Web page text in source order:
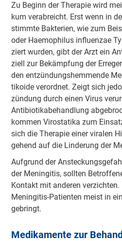
Zu Be­ginn der The­ra­pie wird
kum ver­ab­reicht. Erst wenn in
stimm­te Bak­te­ri­en, wie zum
oder Hae­mo­phi­lus in­flu­en­zae
ziert wur­den, gibt der Arzt ein
zi­ell zur Be­kämp­fung der
den ent­zün­dungs­hem­men­de
ti­ko­ide ver­ord­net. Zeigt sich
zün­dung durch ei­nen Vi­rus
An­ti­bio­ti­ka­be­hand­lung
kom­men Vi­ro­sta­ti­ka zum
sich die The­ra­pie ei­ner vi­ra­len
ge­hend auf die Lin­de­rung der
Auf­grund der
der Me­nin­gi­tis, soll­ten
Kon­takt mit an­de­ren
Me­nin­gi­tis-Pa­tien­ten meist in
ge­bringt.
Me­di­ka­men­te zur